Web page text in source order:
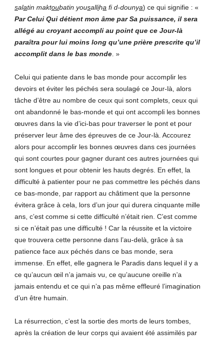
salatin maktoubatin yousalliha fi d-dounya) ce qui signifie : «
Par Celui Qui détient mon âme par Sa puissance, il sera
allégé au croyant accompli au point que ce Jour-là
paraîtra pour lui moins long qu’une prière prescrite qu’il
accomplit dans le bas monde . »
Celui qui patiente dans le bas monde pour accomplir les
devoirs et éviter les péchés sera soulagé ce Jour-là, alors
tâche d’être au nombre de ceux qui sont complets, ceux qui
ont abandonné le bas-monde et qui ont accompli les bonnes
œuvres dans la vie d’ici-bas pour traverser le pont et pour
préserver leur âme des épreuves de ce Jour-là. Accourez
alors pour accomplir les bonnes œuvres dans ces journées
qui sont courtes pour gagner durant ces autres journées qui
sont longues et pour obtenir les hauts degrés. En effet, la
difficulté à patienter pour ne pas commettre les péchés dans
ce bas-monde, par rapport au châtiment que la personne
évitera grâce à cela, lors d’un jour qui durera cinquante mille
ans, c’est comme si cette difficulté n’était rien. C’est comme
si ce n’était pas une difficulté ! Car la réussite et la victoire
que trouvera cette personne dans l’au-delà, grâce à sa
patience face aux péchés dans ce bas monde, sera
immense. En effet, elle gagnera le Paradis dans lequel il y a
ce qu’aucun œil n’a jamais vu, ce qu’aucune oreille n’a
jamais entendu et ce qui n’a pas même effleuré l’imagination
d’un être humain.
La résurrection, c’est la sortie des morts de leurs tombes,
après la création de leur corps qui avaient été assimilés par